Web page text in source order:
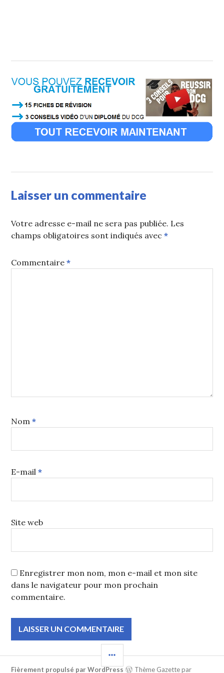
Laisser un commentaire
Votre adresse e-mail ne sera pas publiée. Les
champs obligatoires sont indiqués avec*
Commentaire*
Nom*
E-mail*
Site web
Enregistrer mon nom, mon e-mail et mon site
dans le navigateur pour mon prochain
commentaire.
LATÉRALE
Fièrement propulsé par WordPress Thème Gazette par